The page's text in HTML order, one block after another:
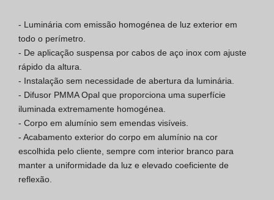
Documentos
Considerações Gerais
Certificação SGQ ISO 9001
Condições de Venda
Condições de Garantia
Logo Pack
- Luminária com emissão homogénea de luz exterior em
todo o perímetro.
- De aplicação suspensa por cabos de aço inox com ajuste
rápido da altura.
- Instalação sem necessidade de abertura da luminária.
- Difusor PMMA Opal que proporciona uma superfície
iluminada extremamente homogénea.
- Corpo em alumínio sem emendas visíveis.
- Acabamento exterior do corpo em alumínio na cor
escolhida pelo cliente, sempre com interior branco para
manter a uniformidade da luz e elevado coeficiente de
reflexão.